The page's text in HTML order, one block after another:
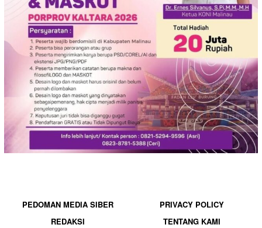
PEDOMAN MEDIA SIBER
PRIVACY POLICY
REDAKSI
TENTANG KAMI